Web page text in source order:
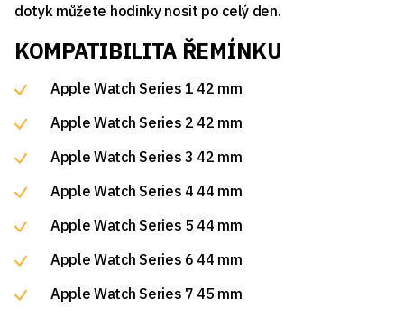
dotyk můžete hodinky nosit po celý den.
KOMPATIBILITA ŘEMÍNKU
Apple Watch Series 1 42 mm
Apple Watch Series 2 42 mm
Apple Watch Series 3 42 mm
Apple Watch Series 4 44 mm
Apple Watch Series 5 44 mm
Apple Watch Series 6 44 mm
Apple Watch Series 7 45 mm